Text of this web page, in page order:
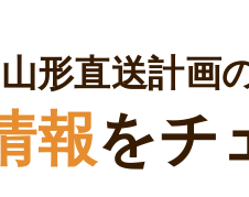
山形直送計画
報をチ